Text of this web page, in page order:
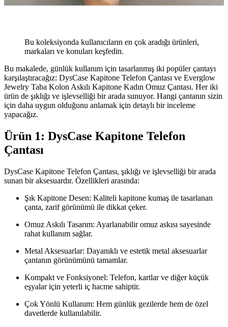
Bu koleksiyonda kullanıcıların en çok aradığı ürünleri,
markaları ve konuları keşfedin.
Bu makalede, günlük kullanım için tasarlanmış iki popüler çantayı
karşılaştıracağız: DysCase Kapitone Telefon Çantası ve Everglow
Jewelry Taba Kolon Askılı Kapitone Kadın Omuz Çantası. Her iki
ürün de şıklığı ve işlevselliği bir arada sunuyor. Hangi çantanın sizin
için daha uygun olduğunu anlamak için detaylı bir inceleme
yapacağız.
Ürün 1: DysCase Kapitone Telefon
Çantası
DysCase Kapitone Telefon Çantası, şıklığı ve işlevselliği bir arada
sunan bir aksesuardır. Özellikleri arasında:
Şık Kapitone Desen: Kaliteli kapitone kumaş ile tasarlanan
çanta, zarif görünümü ile dikkat çeker.
Omuz Askılı Tasarım: Ayarlanabilir omuz askısı sayesinde
rahat kullanım sağlar.
Metal Aksesuarlar: Dayanıklı ve estetik metal aksesuarlar
çantanın görünümünü tamamlar.
Kompakt ve Fonksiyonel: Telefon, kartlar ve diğer küçük
eşyalar için yeterli iç hacme sahiptir.
Çok Yönlü Kullanım: Hem günlük gezilerde hem de özel
davetlerde kullanılabilir.